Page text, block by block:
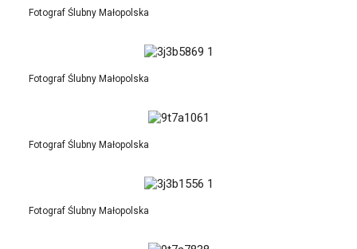
Fotograf Ślubny Małopolska
Fotograf Ślubny Małopolska
Fotograf Ślubny Małopolska
Fotograf Ślubny Małopolska